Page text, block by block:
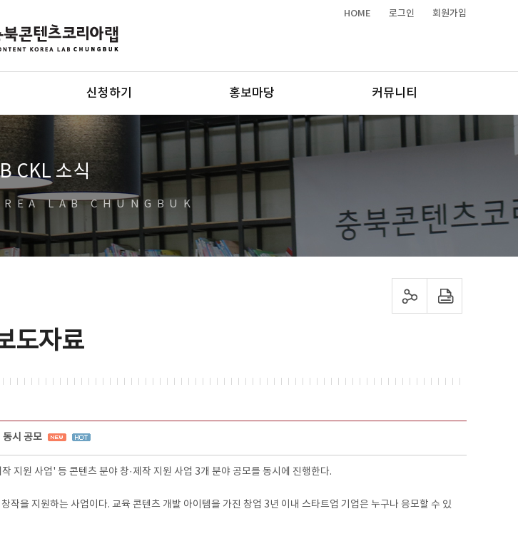
HOME 로그인 회원가입
신청하기 홍보마당 커뮤니티
CKL 소식
LAB CHUNGBUK
sns 공유하기 프린트하기
도자료
시 공모
원 사업' 등 콘텐츠 분야 창·제작 지원 사업 3개 분야 공모를 동시에 진행한다.
을 지원하는 사업이다. 교육 콘텐츠 개발 아이템을 가진 창업 3년 이내 스타트업 기업은 누구나 응모할 수 있